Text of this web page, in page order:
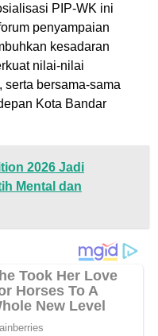
PIP-WK ini
penyampaian
kesadaran
nilai-nilai
serta bersama-sama
Kota Bandar
2026 Jadi
Mental dan